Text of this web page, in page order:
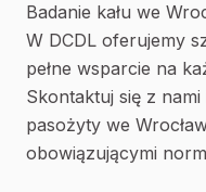
Badanie kału we
W DCDL oferujemy
pełne wsparcie na
Skontaktuj się z
pasożyty we
obowiązującymi